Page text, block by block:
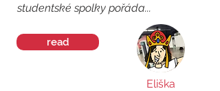
studentské spolky pořáda...
read
Eliška